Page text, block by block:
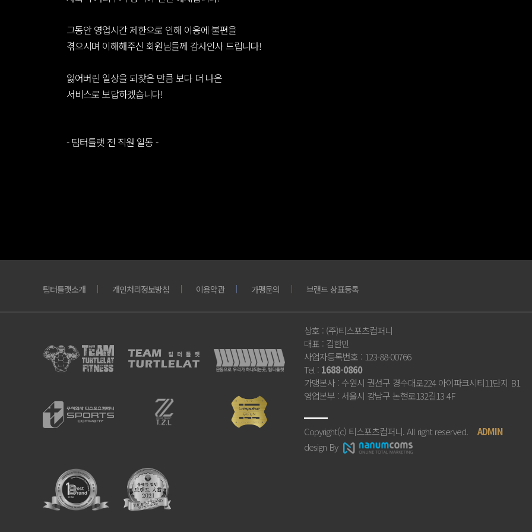
그동안 영업시간 제한으로 인해 이용에 불편을
겪으시며 이해해주신 회원님들께 감사인사 드립니다!
잃어버린 일상을 되찾은 만큼 보다 더 나은
서비스로 보답하겠습니다!
- 팀터틀랫 전 직원 일동 -
팀터틀랫소개 개인처리정보방침 이용약관 가맹문의 브랜드 상표등록
상호 : (주)티스포츠컴퍼니
대표 : 김한민
사업자등록번호 : 123-88-00766
Tel : 1688-0860
가맹본사: 수원시 권선구 경수대로224 아이파크시티11단지 B1
영업본부 : 서울시 강남구 논현로132길13 4F
Copyright(c) 티스포츠컴퍼니. All right reserved. ADMIN
design By